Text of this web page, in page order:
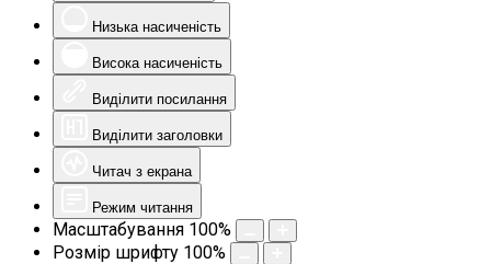
Низька насиченість
Висока насиченість
Виділити посилання
Виділити заголовки
Читач з екрана
Режим читання
Масштабування 100%
Розмір шрифту 100%